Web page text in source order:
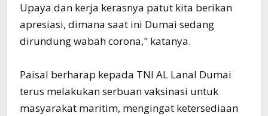
Upaya dan kerja kerasnya patut kita berikan
apresiasi, dimana saat ini Dumai sedang
dirundung wabah corona," katanya.
Paisal berharap kepada TNI AL Lanal Dumai
terus melakukan serbuan vaksinasi untuk
masyarakat maritim, mengingat ketersediaan